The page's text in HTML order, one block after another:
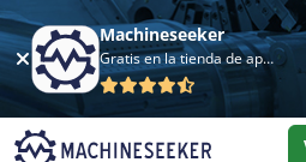
Machineseeker
Gratis en la tienda de aplicaciones